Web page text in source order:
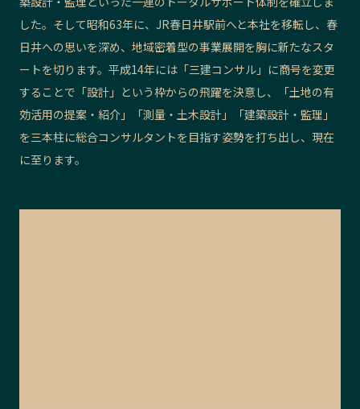
した。そして昭和63年に、JR春日井駅前へと本社を移転し、春
日井への思いを深め、地域密着型の事業展開を胸に新たなスタ
ートを切ります。平成14年には「三建コンサル」に商号を変更
することで「設計」という枠からの飛躍を決意し、「土地の有
効活用の提案・紹介」「測量・土木設計」「建築設計・監理」
を三本柱に総合コンサルタントを目指す姿勢を打ち出し、現在
に至ります。